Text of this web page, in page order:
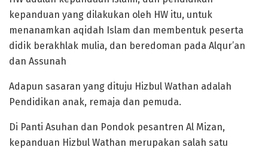
kepanduan yang dilakukan oleh HW itu, untuk
menanamkan aqidah Islam dan membentuk peserta
didik berakhlak mulia, dan beredoman pada Alqur’an
dan Assunah
Adapun sasaran yang dituju Hizbul Wathan adalah
Pendidikan anak, remaja dan pemuda.
Di Panti Asuhan dan Pondok pesantren Al Mizan,
kepanduan Hizbul Wathan merupakan salah satu